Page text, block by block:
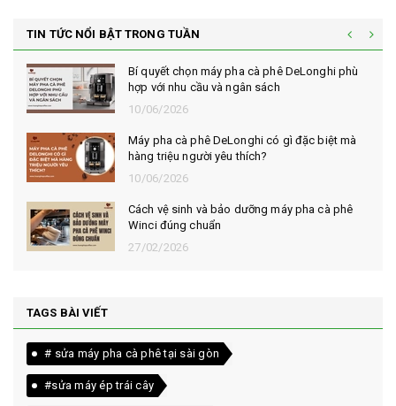
TIN TỨC NỔI BẬT TRONG TUẦN
Bí quyết chọn máy pha cà phê DeLonghi phù
hợp với nhu cầu và ngân sách
10/06/2026
Máy pha cà phê DeLonghi có gì đặc biệt mà
hàng triệu người yêu thích?
10/06/2026
Cách vệ sinh và bảo dưỡng máy pha cà phê
Winci đúng chuẩn
27/02/2026
TAGS BÀI VIẾT
# sửa máy pha cà phê tại sài gòn
#sửa máy ép trái cây